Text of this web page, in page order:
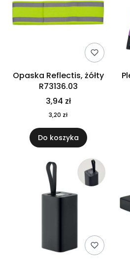
Opaska Reflectis, żółty
R73136.03
3,94 zł
3,20 zł
Do koszyka